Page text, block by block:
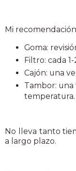
Mi
Goma:
Filtro: cada 1-
Cajón: una
Tambor: una
temperatura.
No lleva tanto
a largo plazo.